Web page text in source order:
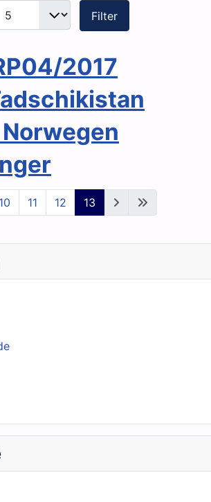
#
Filter
2017
10 11 12 13